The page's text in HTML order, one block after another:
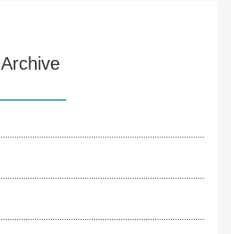
Archive